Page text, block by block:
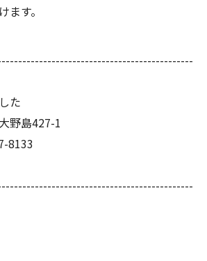
ます。
た
野島427-1
8133